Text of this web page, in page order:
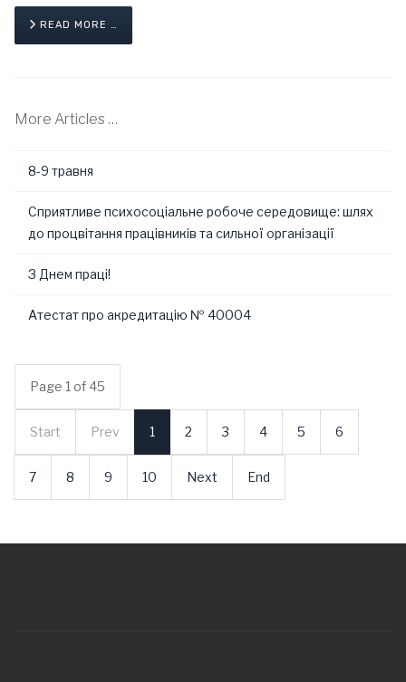
READ MORE …
More Articles …
8-9 травня
Сприятливе психосоціальне робоче середовище: шлях
до процвітання працівників та сильної організації
З Днем праці!
Атестат про акредитацію № 40004
Page 1 of 45
Start Prev 1 2 3 4 5 6
7 8 9 10 Next End